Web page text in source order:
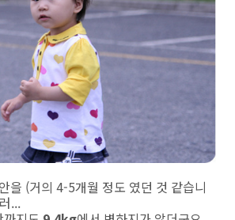
을 (거의 4-5개월 정도 였던 것 같습니
...